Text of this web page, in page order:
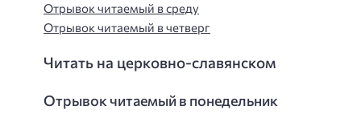
Отрывок читаемый в среду
Отрывок читаемый в четверг
Читать на церковно-славянском
Отрывок читаемый в понедельник